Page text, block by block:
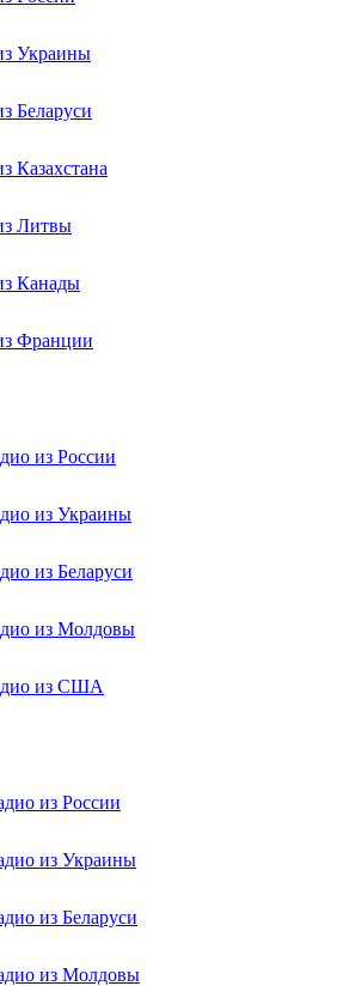
Украины
Беларуси
Казахстана
Литвы
Канады
Франции
из России
из Украины
из Беларуси
из Молдовы
из США
из России
из Украины
из Беларуси
из Молдовы